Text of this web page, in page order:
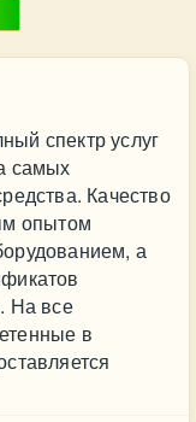
спектр услуг
самых
Качество
опытом
а
На все
в